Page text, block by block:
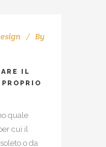
By
IL
quale
cui il
o da